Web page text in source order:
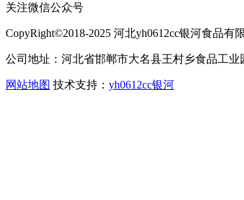
关注微信公众号
CopyRight©2018-2025 河北yh0612cc银河食品有
公司地址：河北省邯郸市大名县王村乡食品工业
网站地图 技术支持： yh0612cc银河